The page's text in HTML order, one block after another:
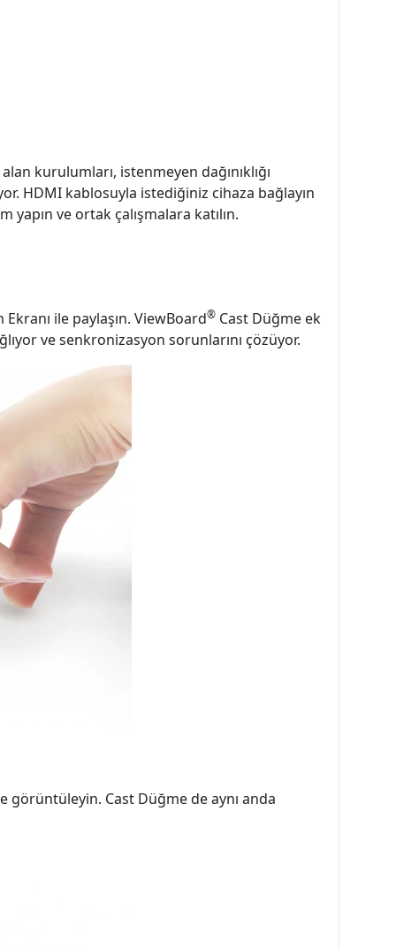
kurulumları, istenmeyen dağınıklığı
HDMI kablosuyla istediğiniz cihaza bağlayın
ve ortak çalışmalara katılın.
ile paylaşın. ViewBoard® Cast Düğme ek
ve senkronizasyon sorunlarını çözüyor.
görüntüleyin. Cast Düğme de aynı anda